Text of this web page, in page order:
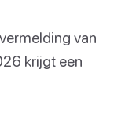
van
krijgt een